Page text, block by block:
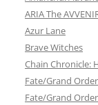
ARIA The
Azur Lane
Brave Witches
Chain Chronicle:
Fate/Grand
Fate/Grand